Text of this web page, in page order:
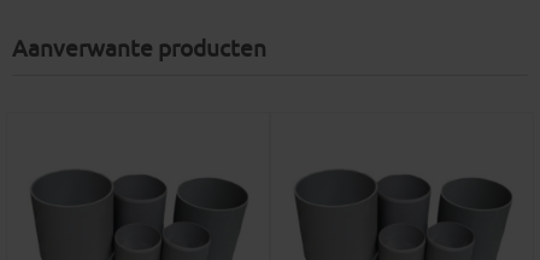
Aanverwante producten